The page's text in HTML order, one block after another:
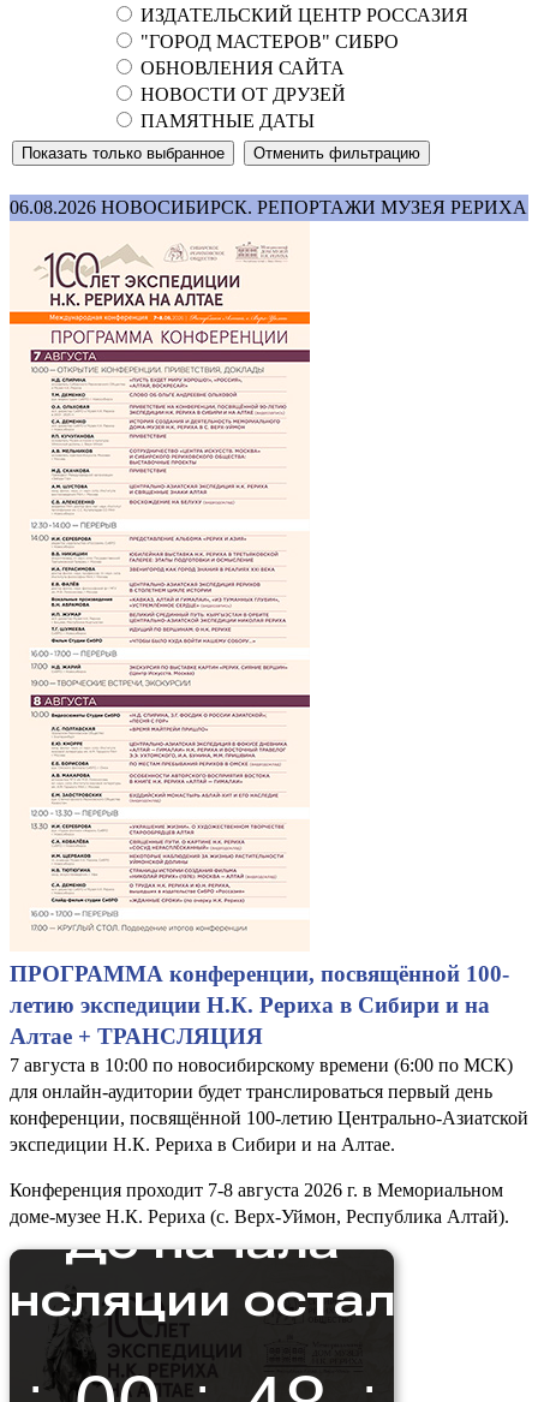
ИЗДАТЕЛЬСКИЙ ЦЕНТР РОССАЗИЯ
"ГОРОД МАСТЕРОВ" СИБРО
ОБНОВЛЕНИЯ САЙТА
НОВОСТИ ОТ ДРУЗЕЙ
ПАМЯТНЫЕ ДАТЫ
06.08.2026 НОВОСИБИРСК. РЕПОРТАЖИ МУЗЕЯ РЕРИХА
ПРОГРАММА конференции, посвящённой 100-
летию экспедиции Н.К. Рериха в Сибири и на
Алтае + ТРАНСЛЯЦИЯ
7 августа в 10:00 по новосибирскому времени (6:00 по МСК)
для онлайн-аудитории будет транслироваться первый день
конференции, посвящённой 100-летию Центрально-Азиатской
экспедиции Н.К. Рериха в Сибири и на Алтае.
Конференция проходит 7-8 августа 2026 г. в Мемориальном
доме-музее Н.К. Рериха (с. Верх-Уймон, Республика Алтай).